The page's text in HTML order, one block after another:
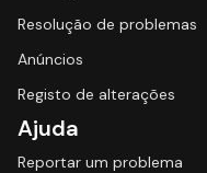
Resolução de problemas
Anúncios
Registo de alterações
Ajuda
Reportar um problema